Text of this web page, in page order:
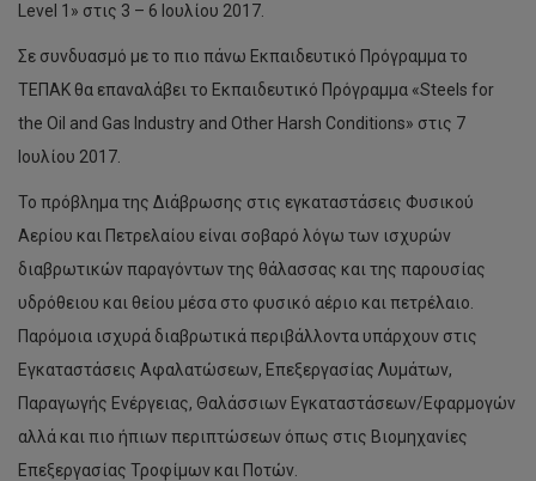
Level 1» στις 3 – 6 Ιουλίου 2017.
Σε συνδυασμό με το πιο πάνω Εκπαιδευτικό Πρόγραμμα το
ΤΕΠΑΚ θα επαναλάβει το Εκπαιδευτικό Πρόγραμμα «Steels for
the Oil and Gas Industry and Other Harsh Conditions» στις 7
Ιουλίου 2017.
Το πρόβλημα της Διάβρωσης στις εγκαταστάσεις Φυσικού
Αερίου και Πετρελαίου είναι σοβαρό λόγω των ισχυρών
διαβρωτικών παραγόντων της θάλασσας και της παρουσίας
υδρόθειου και θείου μέσα στο φυσικό αέριο και πετρέλαιο.
Παρόμοια ισχυρά διαβρωτικά περιβάλλοντα υπάρχουν στις
Εγκαταστάσεις Αφαλατώσεων, Επεξεργασίας Λυμάτων,
Παραγωγής Ενέργειας, Θαλάσσιων Εγκαταστάσεων/Εφαρμογών
αλλά και πιο ήπιων περιπτώσεων όπως στις Βιομηχανίες
Επεξεργασίας Τροφίμων και Ποτών.